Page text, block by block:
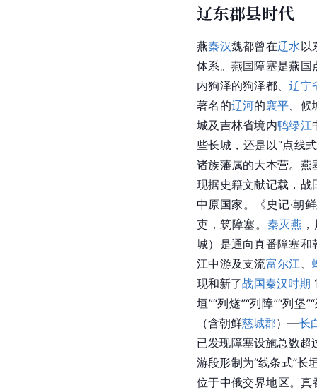
辽东郡县时代
燕秦汉魏都曾在辽水以
体系。燕国障塞是燕国
内狗泽的狗泽都、辽宁
著名的辽河的襄平 、
城及吉林省境内鸭绿江
些长城，还是以“点线
诸族藩属的大本营。
现据史籍文献记载，战
中原国家。《史记·朝
吏，筑障塞。 秦灭燕
城）是通向真番障塞和
江中游及支流富尔江
现和新了战国秦汉时期
垣”“列燧”“列障”“列堡
（含朝鲜慈城郡）—长
已发现障塞设施总数超
游段形制为“线条式”长
位于中俄交界地区。